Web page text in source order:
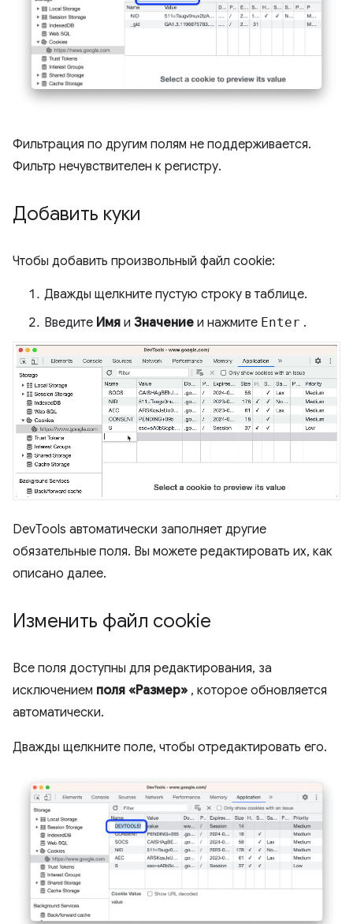
Фильтрация по другим полям не поддерживается.
Фильтр нечувствителен к регистру.
Добавить куки
Чтобы добавить произвольный файл cookie:
Дважды щелкните пустую строку в таблице.
Введите Имя и Значение и нажмите Enter .
DevTools автоматически заполняет другие
обязательные поля. Вы можете редактировать их, как
описано далее.
Изменить файл cookie
Все поля доступны для редактирования, за
исключением поля «Размер» , которое обновляется
автоматически.
Дважды щелкните поле, чтобы отредактировать его.